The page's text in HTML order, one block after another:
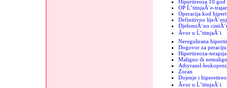
Hipertireoza 10 god
OP ĹˇtitnjaĂ¨e-
Operacija kod
Definitivno
DjelomiĂ¨no
Ăvor u ĹˇtitnjaĂ¨i
Neregulirana
Dogovor za peraciju
Hipertireoza-
Maligno ili
Athyrasol-
Zoran
Dojenje i
Ăvor u ĹˇtitnjaĂ¨i